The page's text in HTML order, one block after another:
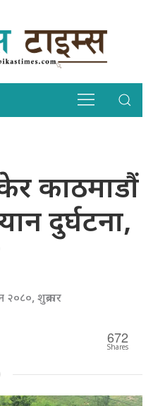
काठमाडौं
दुर्घटना,
२०८०, शुक्रबार
672
Shares